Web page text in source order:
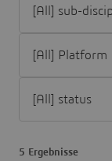
5 Ergebnisse